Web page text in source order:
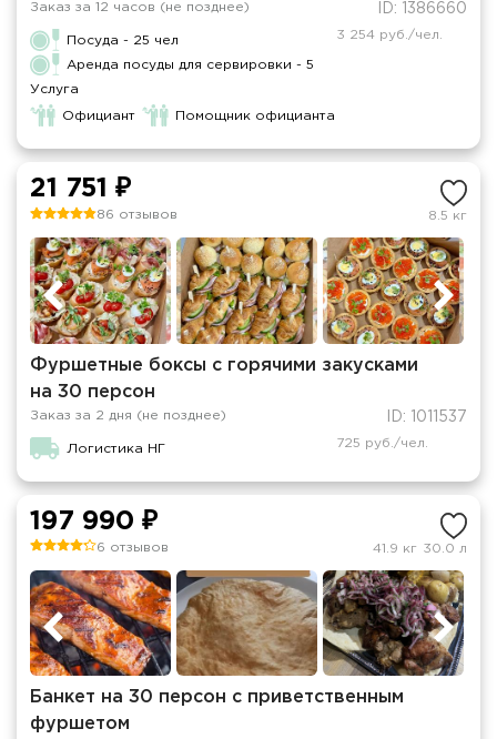
Заказ за 12 часов (не позднее) ID: 1386660
Посуда - 25 чел
Аренда посуды для сервировки - 5
Услуга
Официант Помощник официанта
3 254 руб./чел.
21 751 ₽
86 отзывов 8.5 кг
Фуршетные боксы с горячими закусками
на 30 персон
Заказ за 2 дня (не позднее) ID: 1011537
Логистика НГ 725 руб./чел.
197 990 ₽
6 отзывов 41.9 кг 30.0 л
Банкет на 30 персон с приветственным
фуршетом